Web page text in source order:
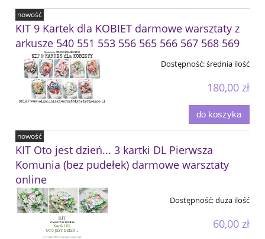
KIT 9 Kartek dla KOBIET darmowe warsztaty z
arkusze 540 551 553 556 565 566 567 568 569
Dostępność:średnia ilość
180,00 zł
do koszyka
nowość
KIT Oto jest dzień... 3 kartki DL Pierwsza
Komunia (bez pudełek) darmowe warsztaty
online
Dostępność:duża ilość
60,00 zł
nowość